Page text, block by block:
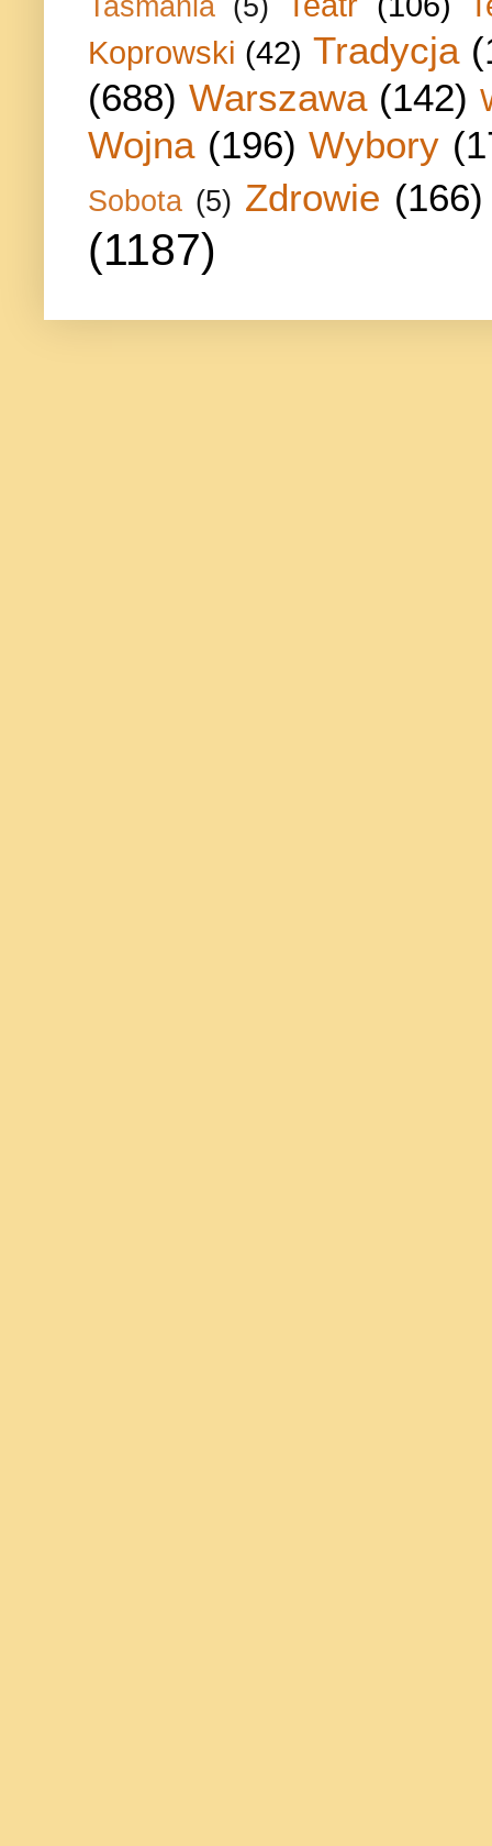
Koprowski (42) Tradycja
(688) Warszawa (142)
Wojna (196) Wybory
Sobota (5) Zdrowie (166)
(1187)